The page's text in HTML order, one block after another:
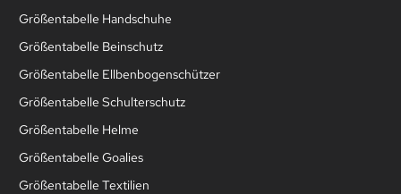
Größentabelle Handschuhe
Größentabelle Beinschutz
Größentabelle Ellbenbogenschützer
Größentabelle Schulterschutz
Größentabelle Helme
Größentabelle Goalies
Größentabelle Textilien